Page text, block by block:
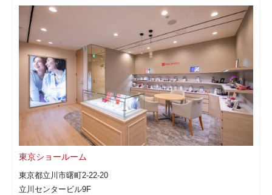
東京ショールーム
東京都立川市曙町2-22-20
立川センタービル9F